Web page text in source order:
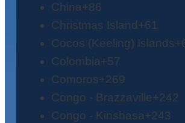
China+86
Christmas Island +61
Cocos (Keeling) Islands
Colombia+57
Comoros+269
Congo - Brazzaville+242
Congo - Kinshasa+243